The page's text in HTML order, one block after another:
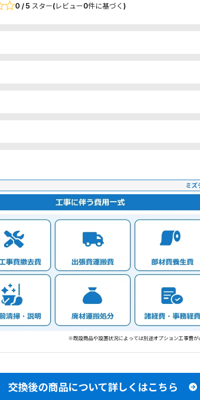
0 / 5 スター(レビュー0件に基づく)
ミズ
※既設商品や設置状況によっては別途オプション工事費が
交換後の商品について詳しくはこちら